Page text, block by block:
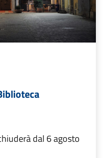
dal 6 agosto